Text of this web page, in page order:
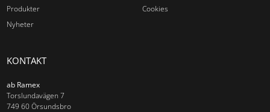
Produkter
Nyheter
Cookies
KONTAKT
ab Ramex
Torslundavägen 7
749 60 Örsundsbro